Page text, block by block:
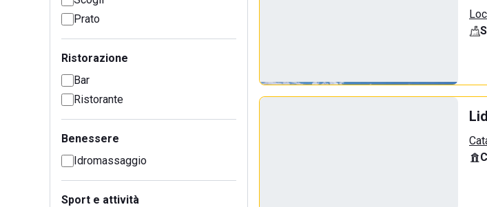
Prato
Ristorazione
Bar
Ristorante
Benessere
Idromassaggio
Sport e attività